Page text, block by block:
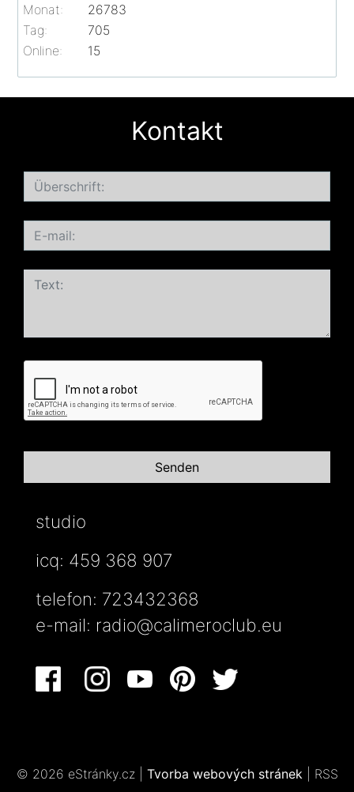
Online: 15
Monat:
26783
Tag:
705
Kontakt
studio
icq: 459 368 907
telefon: 723432368
e-mail: radio@calimeroclub.eu
© 2026 eStránky.cz Tvorba webových stránek RSS